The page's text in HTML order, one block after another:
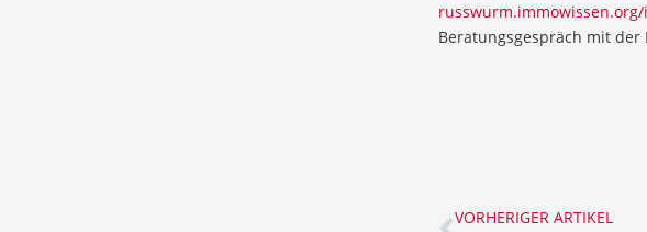
Beratungsgespräch mit der
VORHERIGER ARTIKEL